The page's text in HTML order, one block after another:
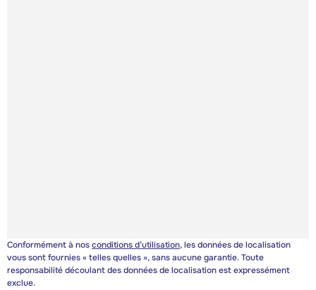
Conformément à nosconditions d’utilisation, les données de localisation
vous sont fournies « telles quelles », sans aucune garantie. Toute
responsabilité découlant des données de localisation est expressément
exclue.